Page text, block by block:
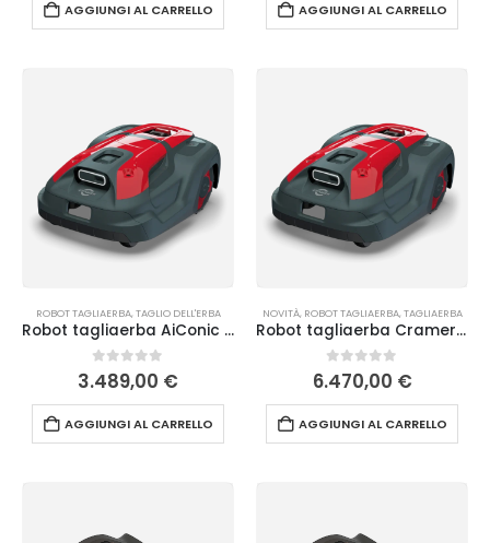
AGGIUNGI AL CARRELLO AGGIUNGI AL CARRELLO
ROBOT TAGLIAERBA,TAGLIO DELL'ERBA
Robot tagliaerba AiConic 5 Cramer
0Su 5
3.489,00 €
AGGIUNGI AL CARRELLO
NOVITÀ, ROBOT TAGLIAERBA,TAGLIAERBA
Robot tagliaerba Cramer AiConic 12
0Su 5
6.470,00 €
AGGIUNGI AL CARRELLO